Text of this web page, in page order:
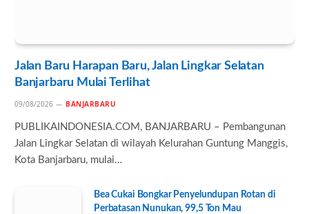
Jalan Baru Harapan Baru, Jalan Lingkar Selatan
Banjarbaru Mulai Terlihat
09/08/2026 BANJARBARU
PUBLIKAINDONESIA.COM, BANJARBARU – Pembangunan
Jalan Lingkar Selatan di wilayah Kelurahan Guntung Manggis,
Kota Banjarbaru, mulai…
Bea Cukai Bongkar Penyelundupan Rotan di
Perbatasan Nunukan, 99,5 Ton Mau